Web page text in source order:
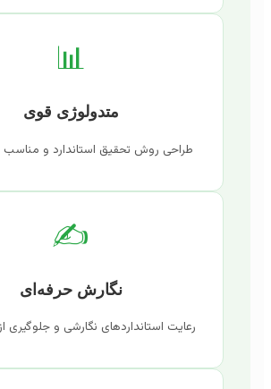
📊
متدولوژی قوی
طراحی روش تحقیق استاندارد و مناسب با
✍️
نگارش حرفه‌ای
رعایت استانداردهای نگارشی و جلوگیری از